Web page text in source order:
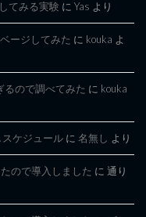
てみる実験 に Yas より
ージしてみた に kouka よ
るので調べてみた に kouka
スケジュール に 名無し より
ので導入しました に 通り